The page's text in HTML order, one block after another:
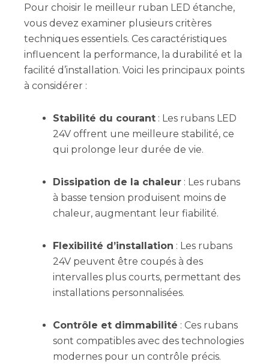
Pour choisir le meilleur ruban LED étanche,
vous devez examiner plusieurs critères
techniques essentiels. Ces caractéristiques
influencent la performance, la durabilité et la
facilité d’installation. Voici les principaux points
à considérer :
Stabilité du courant: Les rubans LED
24V offrent une meilleure stabilité, ce
qui prolonge leur durée de vie.
Dissipation de la chaleur: Les rubans
à basse tension produisent moins de
chaleur, augmentant leur fiabilité.
Flexibilité d’installation : Les rubans
24V peuvent être coupés à des
intervalles plus courts, permettant des
installations personnalisées.
Contrôle et dimmabilité : Ces rubans
sont compatibles avec des technologies
modernes pour un contrôle précis.